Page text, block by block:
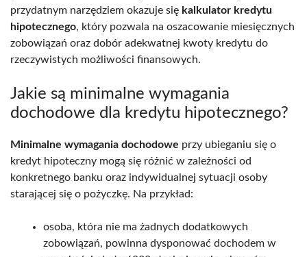
przydatnym narzędziem okazuje się kalkulator kredytu
hipotecznego, który pozwala na oszacowanie miesięcznych
zobowiązań oraz dobór adekwatnej kwoty kredytu do
rzeczywistych możliwości finansowych.
Jakie są minimalne wymagania
dochodowe dla kredytu hipotecznego?
Minimalne wymagania dochodowe przy ubieganiu się o
kredyt hipoteczny mogą się różnić w zależności od
konkretnego banku oraz indywidualnej sytuacji osoby
starającej się o pożyczkę. Na przykład:
osoba, która nie ma żadnych dodatkowych
zobowiązań, powinna dysponować dochodem w